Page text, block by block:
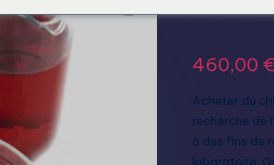
MeO-
460,00
Acheter du
recherche de
à des fins de
laboratoire.